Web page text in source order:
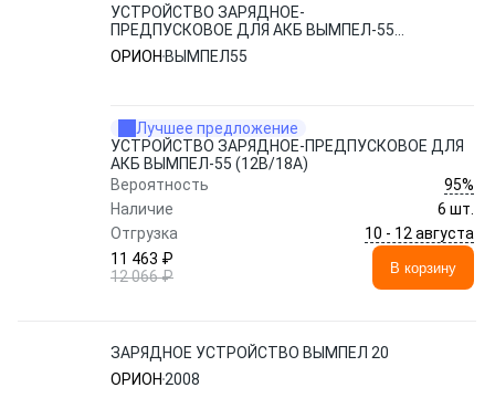
УСТРОЙСТВО ЗАРЯДНОЕ-
ПРЕДПУСКОВОЕ ДЛЯ АКБ ВЫМПЕЛ-55
(12В/18А)
ОРИОН ВЫМПЕЛ55
Лучшее предложение
УСТРОЙСТВО ЗАРЯДНОЕ-ПРЕДПУСКОВОЕ ДЛЯ
АКБ ВЫМПЕЛ-55 (12В/18А)
Вероятность
95%
Наличие
6 шт.
Отгрузка
10 - 12 августа
11 463 ₽
12 066 ₽
В корзину
ЗАРЯДНОЕ УСТРОЙСТВО ВЫМПЕЛ 20
ОРИОН 2008